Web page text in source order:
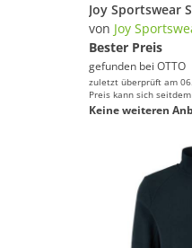
von Joy
Bester Preis
gefunden bei OTTO
zuletzt überprüft am
Preis kann sich
Keine weiteren